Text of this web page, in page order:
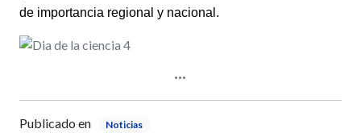
de importancia regional y nacional.
Publicado en Noticias